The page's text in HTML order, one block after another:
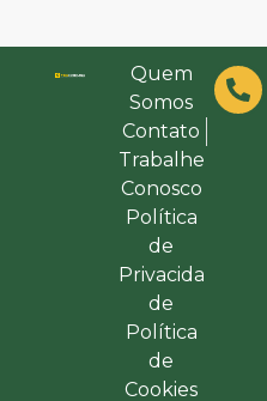
Quem
Somos
Contato
Trabalhe
Conosco
Política
de
Privacida
de
Política
de
Cookies